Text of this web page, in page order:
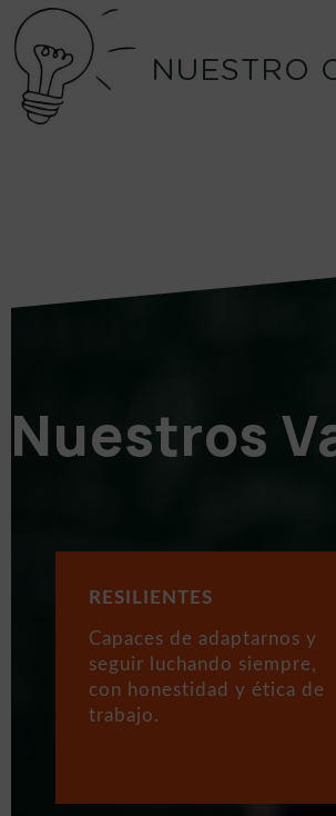
NUESTRO
Nuestros
RESILIENTES
Capaces de adaptarnos y
seguir luchando siempre,
con honestidad y ética de
trabajo.